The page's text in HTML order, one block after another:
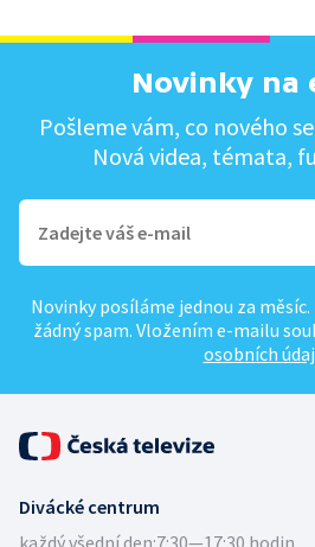
Novinky na
Pošleme vám, co nového
Nová videa, témata,
Novinky posíláme jednou za
žádný spam. Vložením e-mailu
osobních